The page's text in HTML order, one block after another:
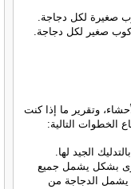
صغيرة لكل دجاجة.
كوب صغير لكل دجاجة.
وتقرير ما إذا كنت
الخطوات التالية:
الجيد لها.
بشكل يشمل جميع
يشمل الدجاجة من